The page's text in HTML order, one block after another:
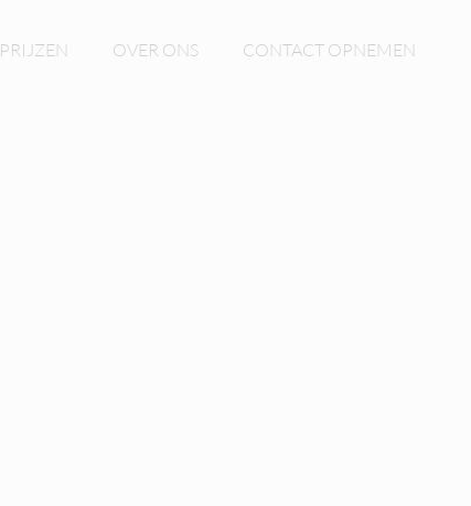
PRIJZEN OVER ONS CONTACT OPNEMEN